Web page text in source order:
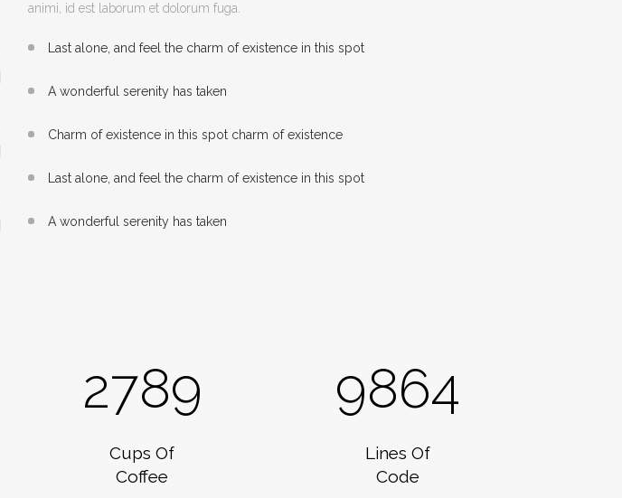
animi, id est laborum et dolorum fuga.
Last alone, and feel the charm of existence in this spot
A wonderful serenity has taken
Charm of existence in this spot charm of existence
Last alone, and feel the charm of existence in this spot
A wonderful serenity has taken
2789
Cups Of
Coffee
9864
Lines Of
Code